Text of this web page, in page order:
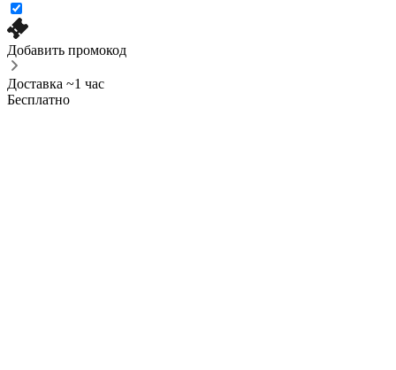
Добавить промокод
Доставка ~1 час
Бесплатно